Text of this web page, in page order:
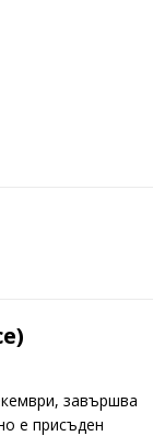
завършва
е присъден